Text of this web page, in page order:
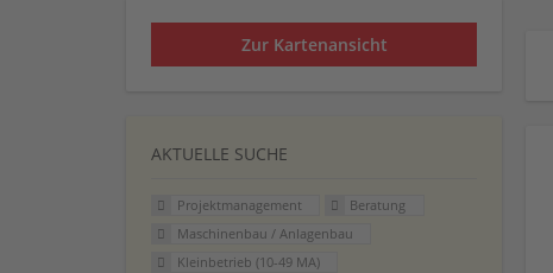
Zur Kartenansicht
AKTUELLE SUCHE
Projektmanagement
Beratung
Maschinenbau / Anlagenbau
Kleinbetrieb (10-49 MA)